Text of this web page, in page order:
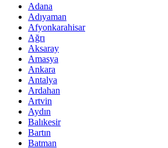
Adana
Adıyaman
Afyonkarahisar
Ağrı
Aksaray
Amasya
Ankara
Antalya
Ardahan
Artvin
Aydın
Balıkesir
Bartın
Batman